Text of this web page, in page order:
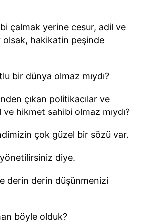
çalmak yerine cesur, adil ve
olsak, hakikatin peşinde
bir dünya olmaz mıydı?
çıkan politikacılar ve
hikmet sahibi olmaz mıydı?
çok güzel bir sözü var.
yönetilirsiniz diye.
derin derin düşünmenizi
böyle olduk?